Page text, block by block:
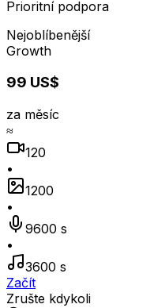
Prioritní podpora
Nejoblíbenější
Growth
99 US$
za měsíc
≈
120
•
1200
•
9600 s
•
3600 s
Začít
Zrušte kdykoli